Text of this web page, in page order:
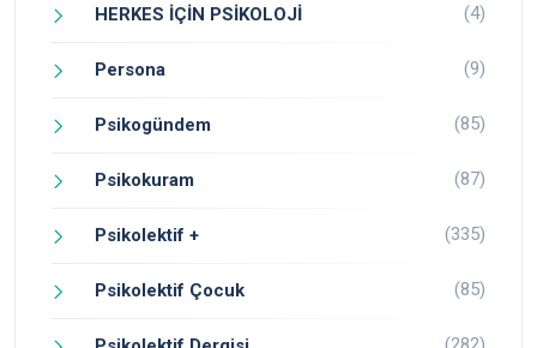
HERKES İÇİN PSİKOLOJİ (4)
Persona (9)
Psikogündem (85)
Psikokuram (87)
Psikolektif + (335)
Psikolektif Çocuk (85)